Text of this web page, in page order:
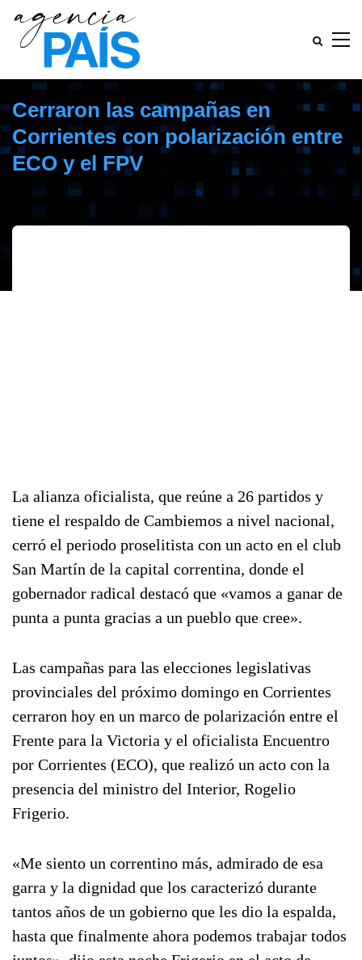
Cerraron las campañas en
Corrientes con polarización entre
ECO y el FPV
La alianza oficialista, que reúne a 26 partidos y
tiene el respaldo de Cambiemos a nivel nacional,
cerró el periodo proselitista con un acto en el club
San Martín de la capital correntina, donde el
gobernador radical destacó que «vamos a ganar de
punta a punta gracias a un pueblo que cree».
Las campañas para las elecciones legislativas
provinciales del próximo domingo en Corrientes
cerraron hoy en un marco de polarización entre el
Frente para la Victoria y el oficialista Encuentro
por Corrientes (ECO), que realizó un acto con la
presencia del ministro del Interior, Rogelio
Frigerio.
«Me siento un correntino más, admirado de esa
garra y la dignidad que los caracterizó durante
tantos años de un gobierno que les dio la espalda,
hasta que finalmente ahora podemos trabajar todos